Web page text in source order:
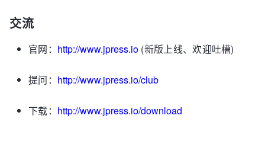
交流
官网： http://www.jpress.io(新版上线、欢迎吐槽)
提问： http://www.jpress.io/club
下载： http://www.jpress.io/download